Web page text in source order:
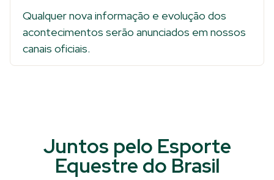
Qualquer nova informação e evolução dos
acontecimentos serão anunciados em nossos
canais oficiais.
Juntos pelo Esporte
Equestre do Brasil